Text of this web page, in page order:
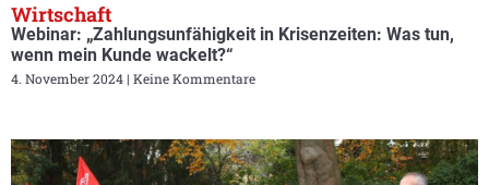
Wirtschaft
Webinar: „Zahlungsunfähigkeit in Krisenzeiten: Was tun,
wenn mein Kunde wackelt?“
4. November 2024 Keine Kommentare